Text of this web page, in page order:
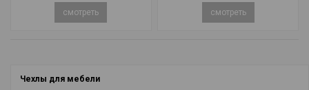
смотреть смотреть
Чехлы для мебели